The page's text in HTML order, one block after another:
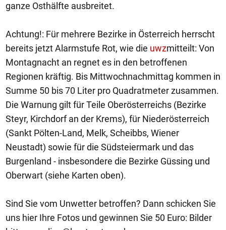
ganze Osthälfte ausbreitet.
Achtung!: Für mehrere Bezirke in Österreich herrscht
bereits jetzt Alarmstufe Rot, wie die uwzmitteilt: Von
Montagnacht an regnet es in den betroffenen
Regionen kräftig. Bis Mittwochnachmittag kommen in
Summe 50 bis 70 Liter pro Quadratmeter zusammen.
Die Warnung gilt für Teile Oberösterreichs (Bezirke
Steyr, Kirchdorf an der Krems), für Niederösterreich
(Sankt Pölten-Land, Melk, Scheibbs, Wiener
Neustadt) sowie für die Südsteiermark und das
Burgenland - insbesondere die Bezirke Güssing und
Oberwart (siehe Karten oben).
Sind Sie vom Unwetter betroffen? Dann schicken Sie
uns hier Ihre Fotos und gewinnen Sie 50 Euro: Bilder